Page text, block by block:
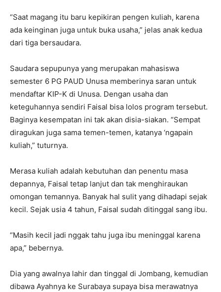
“Saat magang itu baru kepikiran pengen kuliah, karena
ada keinginan juga untuk buka usaha,” jelas anak kedua
dari tiga bersaudara.
Saudara sepupunya yang merupakan mahasiswa
semester 6 PG PAUD Unusa memberinya saran untuk
mendaftar KIP-K di Unusa. Dengan usaha dan
keteguhannya sendiri Faisal bisa lolos program tersebut.
Baginya kesempatan ini tak akan disia-siakan. “Sempat
diragukan juga sama temen-temen, katanya ‘ngapain
kuliah,” tuturnya.
Merasa kuliah adalah kebutuhan dan penentu masa
depannya, Faisal tetap lanjut dan tak menghiraukan
omongan temannya. Banyak hal sulit yang dihadapi sejak
kecil. Sejak usia 4 tahun, Faisal sudah ditinggal sang ibu.
“Masih kecil jadi nggak tahu juga ibu meninggal karena
apa,” bebernya.
Dia yang awalnya lahir dan tinggal di Jombang, kemudian
dibawa Ayahnya ke Surabaya supaya bisa merawatnya